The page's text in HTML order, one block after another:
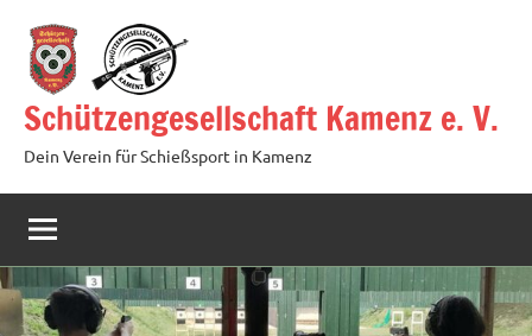
Inhalt
springen
Schützengesellschaft Kamenz e. V.
Dein Verein für Schießsport in Kamenz